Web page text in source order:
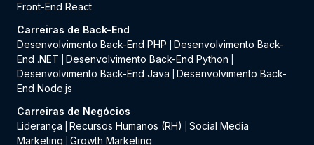
Front-End React
Carreiras de Back-End
Desenvolvimento Back-End PHP
Desenvolvimento Back-
End .NET
Desenvolvimento Back-End Python
Desenvolvimento Back-End Java
Desenvolvimento Back-
End Node.js
Carreiras de Negócios
Liderança
Recursos Humanos (RH)
Social Media
Marketing
Growth Marketing